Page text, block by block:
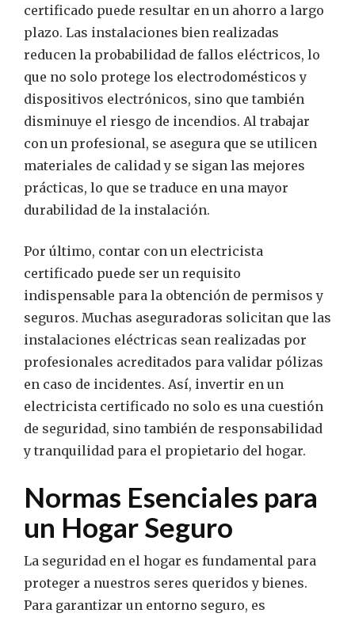
certificado puede resultar en un ahorro a largo
plazo. Las instalaciones bien realizadas
reducen la probabilidad de fallos eléctricos, lo
que no solo protege los electrodomésticos y
dispositivos electrónicos, sino que también
disminuye el riesgo de incendios. Al trabajar
con un profesional, se asegura que se utilicen
materiales de calidad y se sigan las mejores
prácticas, lo que se traduce en una mayor
durabilidad de la instalación.
Por último, contar con un electricista
certificado puede ser un requisito
indispensable para la obtención de permisos y
seguros. Muchas aseguradoras solicitan que las
instalaciones eléctricas sean realizadas por
profesionales acreditados para validar pólizas
en caso de incidentes. Así, invertir en un
electricista certificado no solo es una cuestión
de seguridad, sino también de responsabilidad
y tranquilidad para el propietario del hogar.
Normas Esenciales para
un Hogar Seguro
La seguridad en el hogar es fundamental para
proteger a nuestros seres queridos y bienes.
Para garantizar un entorno seguro, es